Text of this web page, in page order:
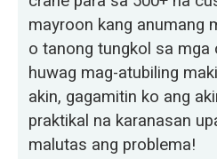
mayroon kang anumang
o tanong tungkol sa mga
huwag mag-atubiling
akin, gagamitin ko ang
praktikal na karanasan
malutas ang problema!